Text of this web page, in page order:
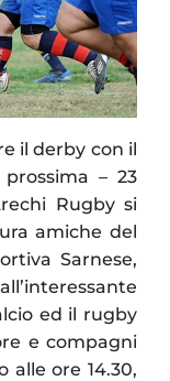
il derby con il
– 23
Rugby si
amiche del
Sarnese,
ed il rugby
e compagni
alle ore 14.30,